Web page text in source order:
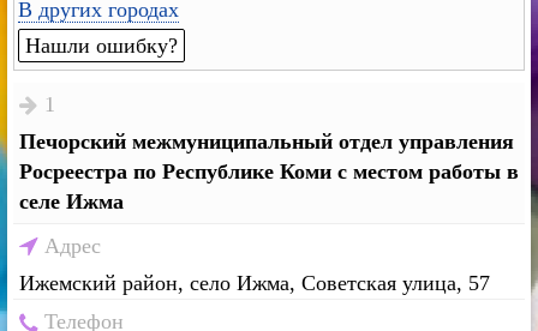
В других городах
Нашли ошибку?
1
Печорский межмуниципальный отдел управления
Росреестра по Республике Коми с местом работы в
селе Ижма
Адрес
Ижемский район, село Ижма, Советская улица, 57
Телефон